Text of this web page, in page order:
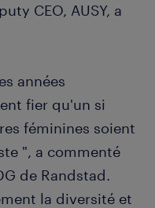
CEO, AUSY, a
années
fier qu'un si
féminines soient
", a commenté
de Randstad.
la diversité et